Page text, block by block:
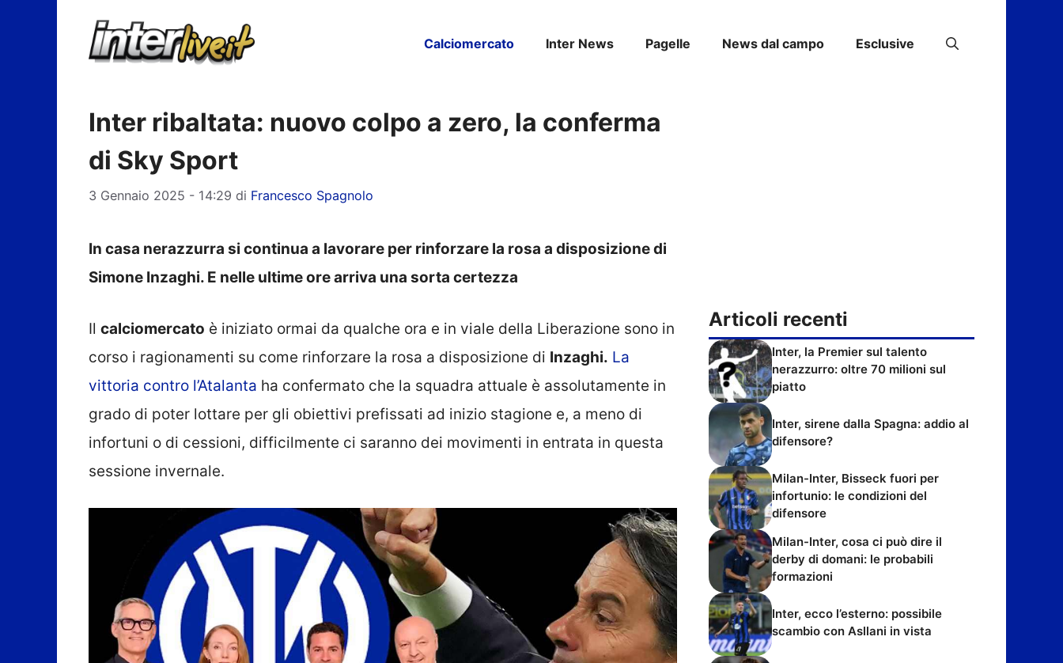
Calciomercato Inter News Pagelle News dal campo Esclusive
Inter ribaltata: nuovo colpo a zero, la conferma
di Sky Sport
3 Gennaio 2025 - 14:29 di Francesco Spagnolo
In casa nerazzurra si continua a lavorare per rinforzare la rosa a disposizione di
Simone Inzaghi. E nelle ultime ore arriva una sorta certezza
Il calciomercato è iniziato ormai da qualche ora e in viale della Liberazione sono in
corso i ragionamenti su come rinforzare la rosa a disposizione di Inzaghi. La
vittoria contro l’Atalanta ha confermato che la squadra attuale è assolutamente in
grado di poter lottare per gli obiettivi prefissati ad inizio stagione e, a meno di
infortuni o di cessioni, difficilmente ci saranno dei movimenti in entrata in questa
sessione invernale.
Articoli recenti
Inter, la Premier sul talento
nerazzurro: oltre 70 milioni sul
piatto
Inter, sirene dalla Spagna: addio al
difensore?
Milan-Inter, Bisseck fuori per
infortunio: le condizioni del
difensore
Milan-Inter, cosa ci può dire il
derby di domani: le probabili
formazioni
Inter, ecco l’esterno: possibile
scambio con Asllani in vista